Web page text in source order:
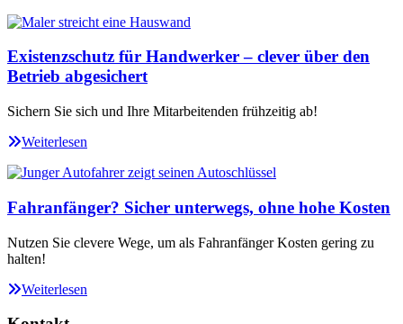
Existenzschutz für Handwerker – clever über den
Betrieb abgesichert
Sichern Sie sich und Ihre Mitarbeitenden frühzeitig ab!
Weiterlesen
Fahranfänger? Sicher unterwegs, ohne hohe Kosten
Nutzen Sie clevere Wege, um als Fahranfänger Kosten gering zu
halten!
Weiterlesen